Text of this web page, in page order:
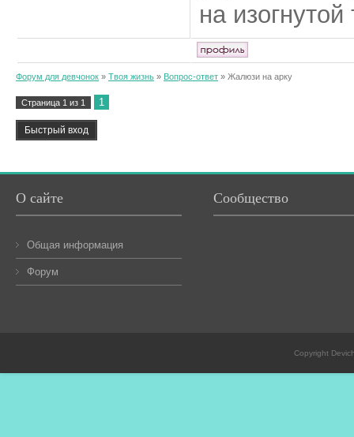
на
Форум для девчонок » Твоя жизнь » Вопрос-ответ » Жалюзи на арку
Страница 1 из 1 1
О сайте
Общая информация
Форум
Сообщество
Copyright